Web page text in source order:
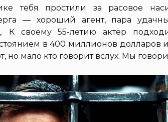
тебя простили за расовое
— хороший агент, пара
К своему 55-летию актёр
в 400 миллионов долларов
но мало кто говорит вслух. Мы